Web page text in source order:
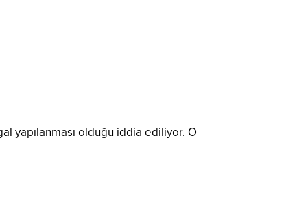
yapılanması olduğu iddia ediliyor. O